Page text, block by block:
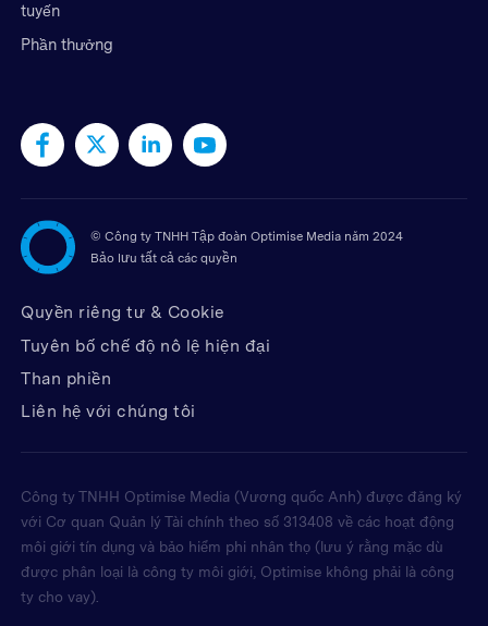
tuyến
Phần thưởng
© Công ty TNHH Tập đoàn Optimise Media năm 2024
Bảo lưu tất cả các quyền
Quyền riêng tư & Cookie
Tuyên bố chế độ nô lệ hiện đại
Than phiền
Liên hệ với chúng tôi
Công ty TNHH Optimise Media (Vương quốc Anh) được đăng ký
với Cơ quan Quản lý Tài chính theo số 313408 về các hoạt động
môi giới tín dụng và bảo hiểm phi nhân thọ (lưu ý rằng mặc dù
được phân loại là công ty môi giới, Optimise không phải là công
ty cho vay).